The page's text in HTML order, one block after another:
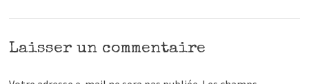
Laisser un commentaire